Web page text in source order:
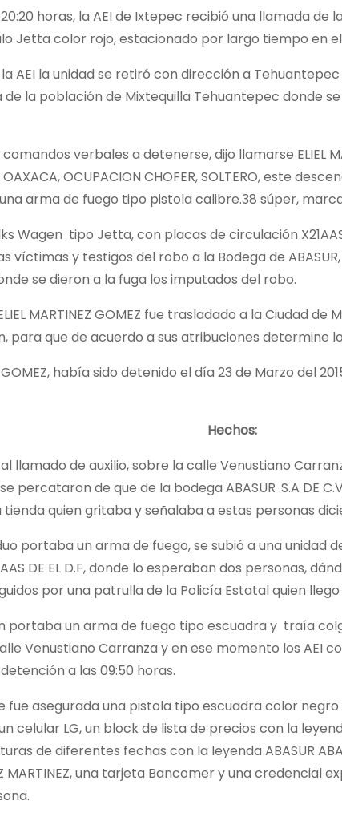
horas, la AEI de Ixtepec recibió una llamada de
Jetta color rojo, estacionado por largo tiempo en el
AEI la unidad se retiró con dirección a
la población de Mixtequilla Tehuantepec donde
verbales a detenerse, dijo llamarse ELIEL
OAXACA, OCUPACION CHOFER, SOLTERO, este
arma de fuego tipo pistola calibre.38 súper,
Wagen tipo Jetta, con placas de circulación
víctimas y testigos del robo a la Bodega de
se dieron a la fuga los imputados del robo.
MARTINEZ GOMEZ fue trasladado a la Ciudad
para que de acuerdo a sus atribuciones determine
GOMEZ, había sido detenido el día 23 de Marzo del
Hechos:
llamado de auxilio, sobre la calle Venustiano
percataron de que de la bodega ABASUR .S.A DE
quien gritaba y señalaba a estas personas
portaba un arma de fuego, se subió a una unidad de
DE EL D.F, donde lo esperaban dos personas,
por una patrulla de la Policía Estatal quien llego
portaba un arma de fuego tipo escuadra y traía
Venustiano Carranza y en ese momento los AEI
a las 09:50 horas.
fue asegurada una pistola tipo escuadra color
LG, un block de lista de precios con la leyenda
de diferentes fechas con la leyenda ABASUR
MARTINEZ, una tarjeta Bancomer y una